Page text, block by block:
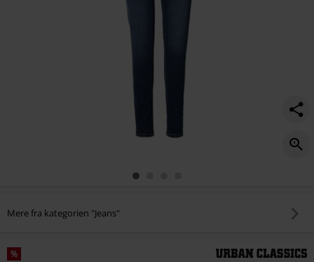
Mere fra kategorien "Jeans"
%